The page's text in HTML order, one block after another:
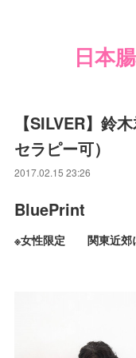
日本
【SILVER】鈴
セラピー可）
2017.02.15 23:26
BluePrint
※女性限定 関東近郊に